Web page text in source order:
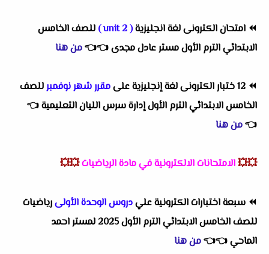
⏪ امتحان الكترونى لغة انجليزية( unit 2 )
للصف الخامس
الابتدائي الترم الأول مستر عادل مجدى👈
👈من هنا
⏪ 12 ختبار الكترونى لغة إنجليزية على مقرر شهر نوفمبرللصف
الخامس الابتدائي الترم الأول إدارة سرس الليان التعليمية👈
👈من هنا
💥💥الامتحانات الالكترونية في مادة الرياضيات💥💥
⏪ سبعة اختبارات الكترونية عليدروس الوحدة الأولىرياضيات
للصف الخامس الابتدائي الترم الأول 2025 لمستر احمد
الماحي👈
👈من هنا